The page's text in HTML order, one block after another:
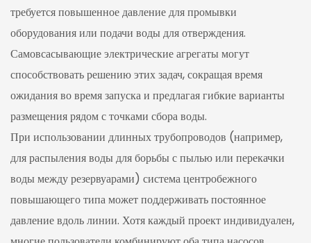
требуется повышенное давление для промывки
оборудования или подачи воды для отверждения.
Самовсасывающие электрические агрегаты могут
способствовать решению этих задач, сокращая время
ожидания во время запуска и предлагая гибкие варианты
размещения рядом с точками сбора воды.
При использовании длинных трубопроводов (например,
для распыления воды для борьбы с пылью или перекачки
воды между резервуарами) система центробежного
повышающего типа может поддерживать постоянное
давление вдоль линии. Хотя каждый проект индивидуален,